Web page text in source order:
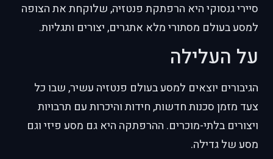
סיירי גנסוקי היא הרפתקת פנטזיה, שלוקחת את הצופה
למסע בעולם מסתורי מלא אתגרים, יצורים ותגליות.
על העלילה
הגיבורים יוצאים למסע בעולם פנטזיה עשיר, שבו כל
צעד מזמן סכנות חדשות, חידות והיכרות עם תרבויות
ויצורים בלתי-מוכרים. ההרפתקה היא גם מסע פיזי וגם
מסע של גדילה.